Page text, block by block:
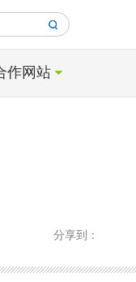
作网站
分享到：